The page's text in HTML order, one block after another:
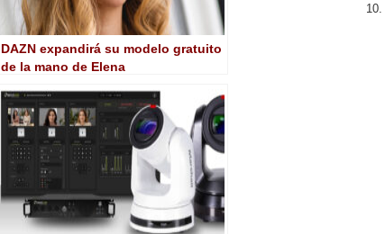
DAZN expandirá su modelo gratuito
de la mano de Elena
CEO of Freemium